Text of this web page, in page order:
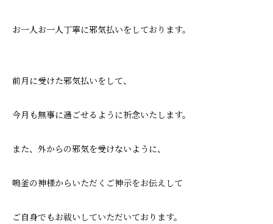
お一人お一人丁寧に邪気払いをしております。
前月に受けた邪気払いをして、
今月も無事に過ごせるように祈念いたします。
また、外からの邪気を受けないように、
鳴釜の神様からいただくご神示をお伝えして
ご自身でもお祓いしていただいております。